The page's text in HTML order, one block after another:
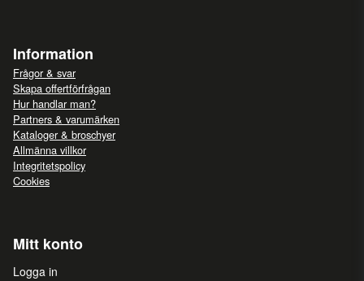
Information
Frågor & svar
Skapa offertförfrågan
Hur handlar man?
Partners & varumärken
Kataloger & broschyer
Allmänna villkor
Integritetspolicy
Cookies
Mitt konto
Logga in